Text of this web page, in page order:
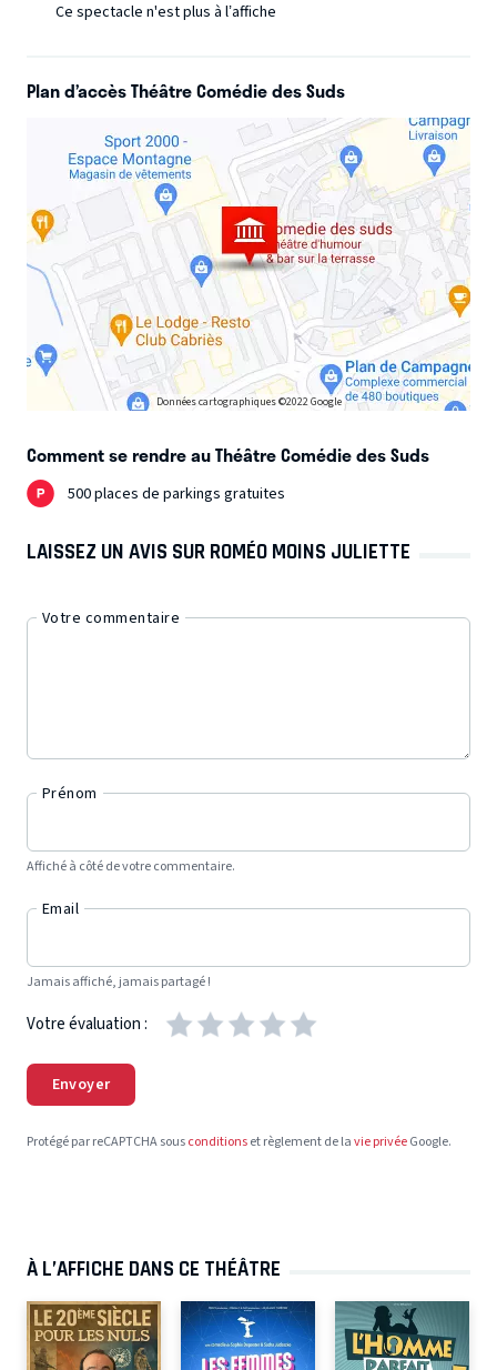
Ce spectacle n'est plus à l’affiche
Plan d’accès Théâtre Comédie des Suds
Données cartographiques ©2022 Google
Comment se rendre au Théâtre Comédie des Suds
500 places de parkings gratuites
LAISSEZ UN AVIS SUR ROMÉO MOINS JULIETTE
Votre commentaire
Prénom
Affiché à côté de votre commentaire.
Email
Jamais affiché, jamais partagé !
Votre évaluation :
Envoyer
Protégé par reCAPTCHA sousconditionset règlement de lavie privéeGoogle.
À L’AFFICHE DANS CE THÉÂTRE